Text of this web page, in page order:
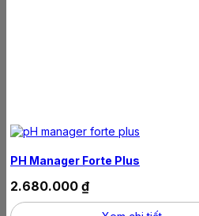
PH Manager Forte Plus
2.680.000 ₫